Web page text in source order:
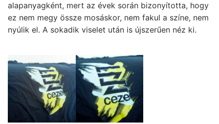
alapanyagként, mert az évek során bizonyította, hogy
ez nem megy össze mosáskor, nem fakul a színe, nem
nyúlik el. A sokadik viselet után is újszerűen néz ki.